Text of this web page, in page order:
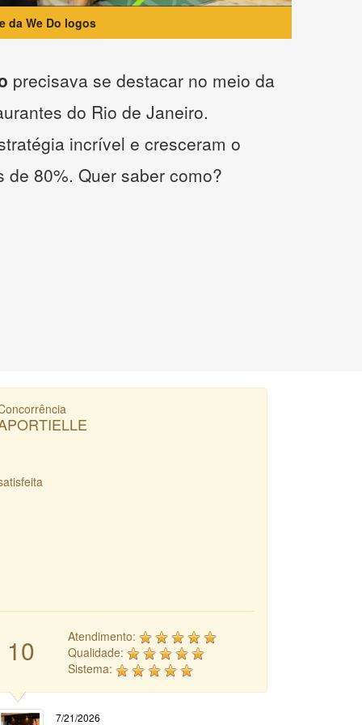
da We Do logos
precisava se destacar no meio da
do Rio de Janeiro.
incrível e cresceram o
de 80%. Quer saber como?
10
Atendimento:
Qualidade:
Sistema:
7/21/2026